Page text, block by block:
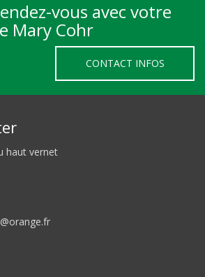
vous avec votre
Mary Cohr
CONTACT INFOS
haut vernet